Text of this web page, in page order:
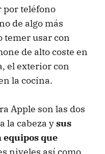
por teléfono
de algo más
temer usar con
de alto coste en
el exterior con
la cocina.
Apple son las dos
la cabeza ysus
equipos que